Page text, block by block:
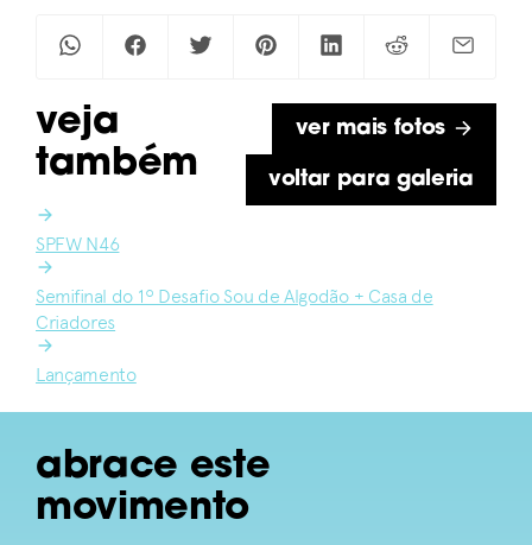
veja
também
ver mais fotos
voltar para galeria
SPFW N46
Semifinal do 1º Desafio Sou de Algodão + Casa de
Criadores
Lançamento
abrace este
movimento